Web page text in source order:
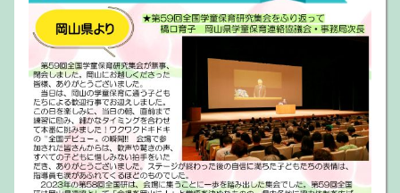
参加費は、全体会のみの参加、分科会のみの参
加、両日参加いずれも4,000円です。
◆集会当日、「当日受付」で参加申込書にご記
入いただきます。
◆釣銭の必要がないようにご準備ください。
◆資料は、当日のお渡しといたします。
この件についてのお問い合わせは、全国連協事務所
（電話：03-3813-0477）までご連絡ください。